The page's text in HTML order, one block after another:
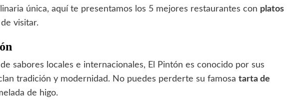
única, aquí te presentamos los 5 mejores restaurantes con platos
visitar.
sabores locales e internacionales, El Pintón es conocido por sus
tradición y modernidad. No puedes perderte su famosa tarta de
de higo.